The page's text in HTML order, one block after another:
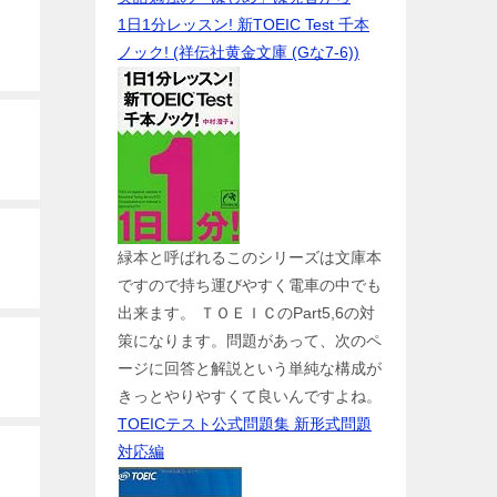
1日1分レッスン! 新TOEIC Test 千本
ノック! (祥伝社黄金文庫 (Gな7-6))
緑本と呼ばれるこのシリーズは文庫本
ですので持ち運びやすく電車の中でも
出来ます。 ＴＯＥＩＣのPart5,6の対
策になります。問題があって、次のペ
ージに回答と解説という単純な構成が
きっとやりやすくて良いんですよね。
TOEICテスト公式問題集 新形式問題
対応編